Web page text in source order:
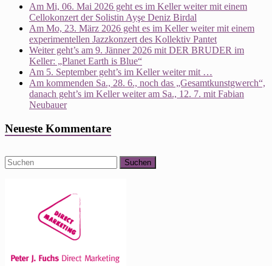
Am Mi, 06. Mai 2026 geht es im Keller weiter mit einem
Cellokonzert der Solistin Ayşe Deniz Birdal
Am Mo, 23. März 2026 geht es im Keller weiter mit einem
experimentellen Jazzkonzert des Kollektiv Pantet
Weiter geht’s am 9. Jänner 2026 mit DER BRUDER im
Keller: „Planet Earth is Blue“
Am 5. September geht’s im Keller weiter mit …
Am kommenden Sa., 28. 6., noch das „Gesamtkunstgwerch“,
danach geht’s im Keller weiter am Sa., 12. 7. mit Fabian
Neubauer
Neueste Kommentare